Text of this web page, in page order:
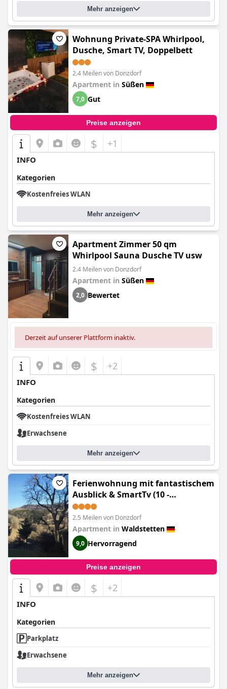
Mehr anzeigen
Wohnung Private-SPA Whirlpool,
Dusche, Smart TV, Doppelbett
2.4 Meilen von Donzdorf
Apartment in Süßen
7,0 Gut
Preise anzeigen
$ +1
INFO
Kategorien
Kostenfreies WLAN
Mehr anzeigen
Apartment Zimmer 50 qm
Whirlpool Sauna Dusche TV usw
2.4 Meilen von Donzdorf
Apartment in Süßen
2,0 Bewertet
Derzeit auf unserer Plattform inaktiv.
$ +2
INFO
Kategorien
Kostenfreies WLAN
Erwachsene
Mehr anzeigen
Ferienwohnung mit fantastischem
Ausblick & SmartTv (10 -
Ferienwohnung mit fantastischem
Ausblick & SmartTv)
2.5 Meilen von Donzdorf
Apartment in Waldstetten
9,0 Hervorragend
Preise anzeigen
$ +2
INFO
Kategorien
Parkplatz
Erwachsene
Mehr anzeigen